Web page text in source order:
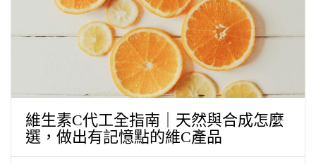
維生素C代工全指南｜天然與合成怎麼
選，做出有記憶點的維C產品